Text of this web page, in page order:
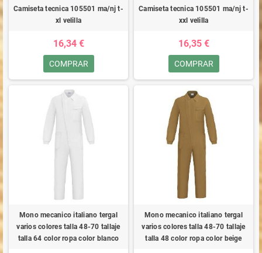
Camiseta tecnica 105501 ma/nj t-
xl velilla
16,34 €
COMPRAR
Camiseta tecnica 105501 ma/nj t-
xxl velilla
16,35 €
COMPRAR
Mono mecanico italiano tergal
varios colores talla 48-70 tallaje
talla 64 color ropa color blanco
Mono mecanico italiano tergal
varios colores talla 48-70 tallaje
talla 48 color ropa color beige